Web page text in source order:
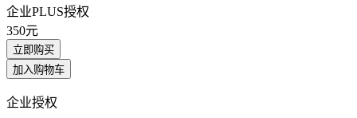
企业PLUS授权
350元
立即购买
加入购物车
企业授权